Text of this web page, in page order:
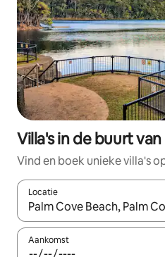
Villa's in de buurt
Vind en boek unieke villa's
Locatie
Wanneer er suggesties
Aankomst